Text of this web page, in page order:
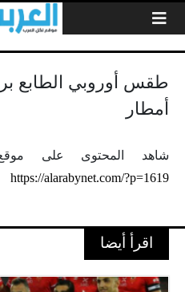
طقس أوروبي الطابع
أمطار
شاهد المحتوى على
https://alarabynet.com/?p=1619
اقرأ أيضا